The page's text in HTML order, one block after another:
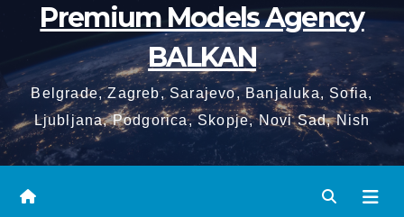
Premium Models Agency
BALKAN
Belgrade, Zagreb, Sarajevo, Banjaluka, Sofia,
Ljubljana, Podgorica, Skopje, Novi Sad, Nish